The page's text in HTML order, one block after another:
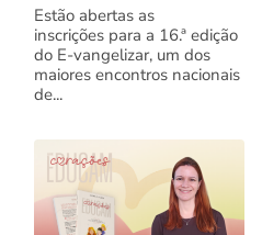
Estão abertas as
inscrições para a 16.ª edição
do E-vangelizar, um dos
maiores encontros nacionais
de...